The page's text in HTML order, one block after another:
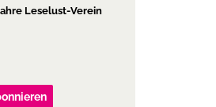
Leselust-Verein